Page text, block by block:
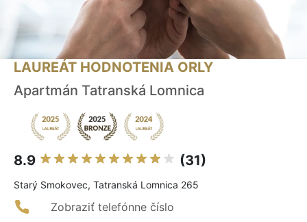
LAUREÁT HODNOTENIA ORLY
Apartmán Tatranská Lomnica
8.9 (31)
Starý Smokovec, Tatranská Lomnica 265
Zobraziť telefónne číslo